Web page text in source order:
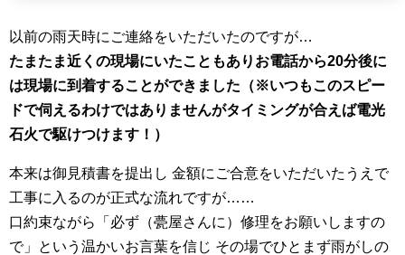
以前の雨天時にご連絡をいただいたのですが…
たまたま近くの現場にいたこともありお電話から20分後に
は現場に到着することができました（※いつもこのスピー
ドで伺えるわけではありませんがタイミングが合えば電光
石火で駆けつけます！）
本来は御見積書を提出し 金額にご合意をいただいたうえで
工事に入るのが正式な流れですが……
口約束ながら「必ず（甍屋さんに）修理をお願いしますの
で」という温かいお言葉を信じ その場でひとまず雨がしの